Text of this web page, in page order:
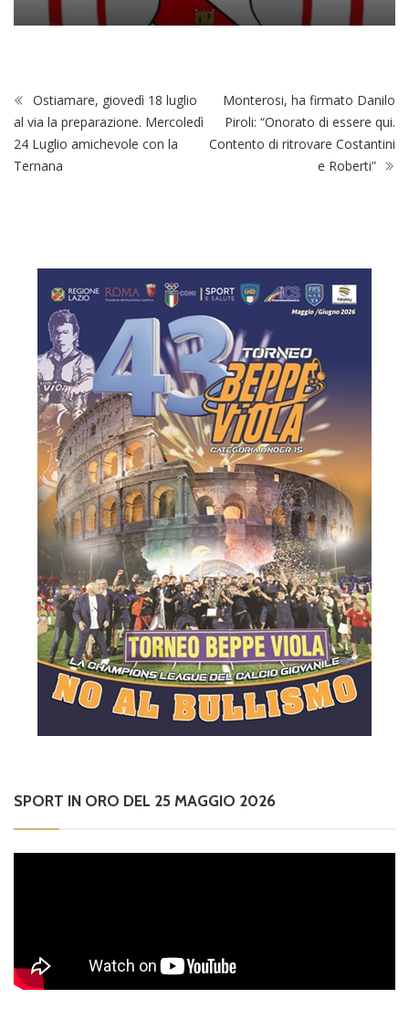
Ostiamare, giovedì 18 luglio
al via la preparazione. Mercoledì
24 Luglio amichevole con la
Ternana
Monterosi, ha firmato Danilo
Piroli: “Onorato di essere qui.
Contento di ritrovare Costantini
e Roberti”
SPORT IN ORO DEL 25 MAGGIO 2026